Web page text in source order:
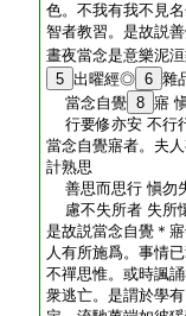
色。不我有我不見
智者教習。是故説
晝夜當念是意樂泥
5 出曜經◎ 6 雜
當念自覺 8 寤
行要修亦安 不行
當念自覺寤者。夫
計熟思
善思而思行 愼勿
慮不失所者 失所
是故説當念自覺＊
人有所施爲。事情
不禪思惟。或時諷
衆逃亡。是謂於學